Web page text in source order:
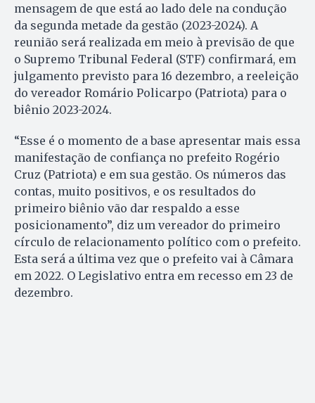
mensagem de que está ao lado dele na condução
da segunda metade da gestão (2023-2024). A
reunião será realizada em meio à previsão de que
o Supremo Tribunal Federal (STF) confirmará, em
julgamento previsto para 16 dezembro, a reeleição
do vereador Romário Policarpo (Patriota) para o
biênio 2023-2024.
“Esse é o momento de a base apresentar mais essa
manifestação de confiança no prefeito Rogério
Cruz (Patriota) e em sua gestão. Os números das
contas, muito positivos, e os resultados do
primeiro biênio vão dar respaldo a esse
posicionamento”, diz um vereador do primeiro
círculo de relacionamento político com o prefeito.
Esta será a última vez que o prefeito vai à Câmara
em 2022. O Legislativo entra em recesso em 23 de
dezembro.